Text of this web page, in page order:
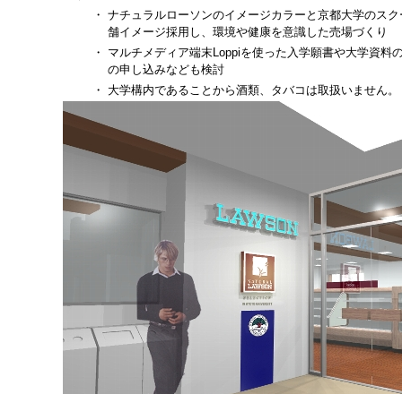
・ ナチュラルローソンのイメージカラーと京都大学のス
舗イメージ採用し、環境や健康を意識した売場づくり
・
マルチメディア端末Loppiを使った入学願書や大学資料
の申し込みなども検討
・
大学構内であることから酒類、タバコは取扱いません。